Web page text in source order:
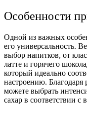
Особенности
Одной из важных
его универсальность.
выбор напитков, от
латте и горячего
который идеально
настроению.
можете выбрать
сахар в соответствии